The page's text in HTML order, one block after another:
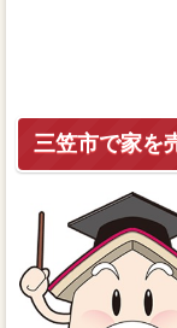
三笠市で家を